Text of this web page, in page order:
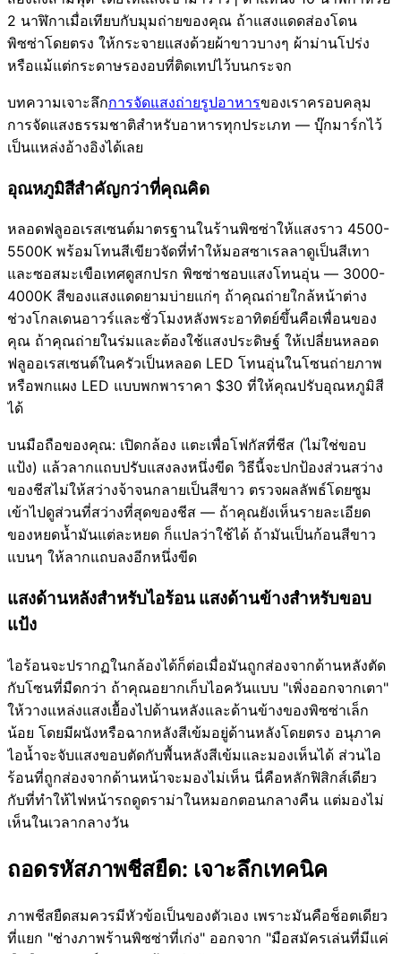
2 นาฬิกาเมื่อเทียบกับมุมถ่ายของคุณ ถ้าแสงแดดส่องโดน
พิซซ่าโดยตรง ให้กระจายแสงด้วยผ้าขาวบางๆ ผ้าม่านโปร่ง
หรือแม้แต่กระดาษรองอบที่ติดเทปไว้บนกระจก
บทความเจาะลึกการจัดแสงถ่ายรูปอาหารของเราครอบคลุม
การจัดแสงธรรมชาติสำหรับอาหารทุกประเภท — บุ๊กมาร์กไว้
เป็นแหล่งอ้างอิงได้เลย
อุณหภูมิสีสำคัญกว่าที่คุณคิด
หลอดฟลูออเรสเซนต์มาตรฐานในร้านพิซซ่าให้แสงราว 4500-
5500K พร้อมโทนสีเขียวจัดที่ทำให้มอสซาเรลลาดูเป็นสีเทา
และซอสมะเขือเทศดูสกปรก พิซซ่าชอบแสงโทนอุ่น — 3000-
4000K สีของแสงแดดยามบ่ายแก่ๆ ถ้าคุณถ่ายใกล้หน้าต่าง
ช่วงโกลเดนอาวร์และชั่วโมงหลังพระอาทิตย์ขึ้นคือเพื่อนของ
คุณ ถ้าคุณถ่ายในร่มและต้องใช้แสงประดิษฐ์ ให้เปลี่ยนหลอด
ฟลูออเรสเซนต์ในครัวเป็นหลอด LED โทนอุ่นในโซนถ่ายภาพ
หรือพกแผง LED แบบพกพาราคา $30 ที่ให้คุณปรับอุณหภูมิสี
ได้
บนมือถือของคุณ: เปิดกล้อง แตะเพื่อโฟกัสที่ชีส (ไม่ใช่ขอบ
แป้ง) แล้วลากแถบปรับแสงลงหนึ่งขีด วิธีนี้จะปกป้องส่วนสว่าง
ของชีสไม่ให้สว่างจ้าจนกลายเป็นสีขาว ตรวจผลลัพธ์โดยซูม
เข้าไปดูส่วนที่สว่างที่สุดของชีส — ถ้าคุณยังเห็นรายละเอียด
ของหยดน้ำมันแต่ละหยด ก็แปลว่าใช้ได้ ถ้ามันเป็นก้อนสีขาว
แบนๆ ให้ลากแถบลงอีกหนึ่งขีด
แสงด้านหลังสำหรับไอร้อน แสงด้านข้างสำหรับขอบ
แป้ง
ไอร้อนจะปรากฏในกล้องได้ก็ต่อเมื่อมันถูกส่องจากด้านหลังตัด
กับโซนที่มืดกว่า ถ้าคุณอยากเก็บไอควันแบบ "เพิ่งออกจากเตา"
ให้วางแหล่งแสงเยื้องไปด้านหลังและด้านข้างของพิซซ่าเล็ก
น้อย โดยมีผนังหรือฉากหลังสีเข้มอยู่ด้านหลังโดยตรง อนุภาค
ไอน้ำจะจับแสงขอบตัดกับพื้นหลังสีเข้มและมองเห็นได้ ส่วนไอ
ร้อนที่ถูกส่องจากด้านหน้าจะมองไม่เห็น นี่คือหลักฟิสิกส์เดียว
กับที่ทำให้ไฟหน้ารถดูดราม่าในหมอกตอนกลางคืน แต่มองไม่
เห็นในเวลากลางวัน
ถอดรหัสภาพชีสยืด: เจาะลึกเทคนิค
ภาพชีสยืดสมควรมีหัวข้อเป็นของตัวเอง เพราะมันคือช็อตเดียว
ที่แยก "ช่างภาพร้านพิซซ่าที่เก่ง" ออกจาก "มือสมัครเล่นที่มีแค่